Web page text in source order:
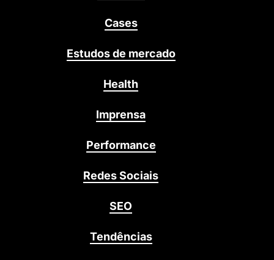
Cases
Estudos de mercado
Health
Imprensa
Performance
Redes Sociais
SEO
Tendências